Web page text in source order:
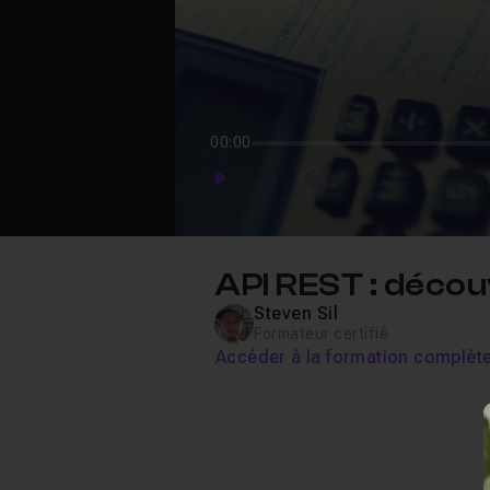
00:00
PlayForwardForward
API REST :
Steven Sil
Accéder à la formation